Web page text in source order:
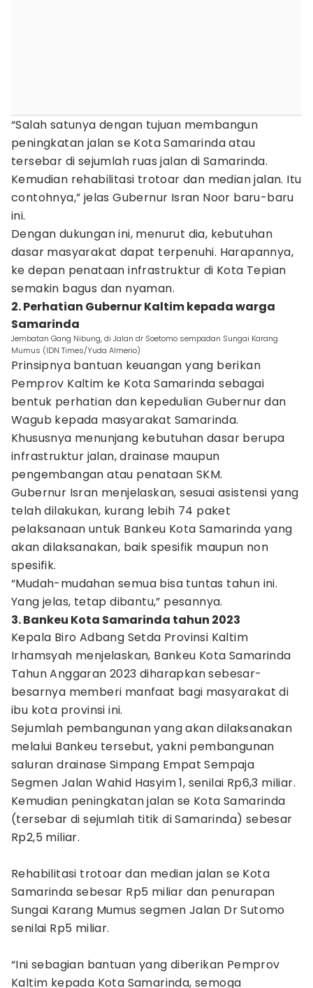
“Salah satunya dengan tujuan membangun
peningkatan jalan se Kota Samarinda atau
tersebar di sejumlah ruas jalan di Samarinda.
Kemudian rehabilitasi trotoar dan median jalan. Itu
contohnya,” jelas Gubernur Isran Noor baru-baru
ini.
Dengan dukungan ini, menurut dia, kebutuhan
dasar masyarakat dapat terpenuhi. Harapannya,
ke depan penataan infrastruktur di Kota Tepian
semakin bagus dan nyaman.
2. Perhatian Gubernur Kaltim kepada warga
Samarinda
Jembatan Gang Nibung, di Jalan dr Soetomo sempadan Sungai Karang
Mumus (IDN Times/Yuda Almerio)
Prinsipnya bantuan keuangan yang berikan
Pemprov Kaltim ke Kota Samarinda sebagai
bentuk perhatian dan kepedulian Gubernur dan
Wagub kepada masyarakat Samarinda.
Khususnya menunjang kebutuhan dasar berupa
infrastruktur jalan, drainase maupun
pengembangan atau penataan SKM.
Gubernur Isran menjelaskan, sesuai asistensi yang
telah dilakukan, kurang lebih 74 paket
pelaksanaan untuk Bankeu Kota Samarinda yang
akan dilaksanakan, baik spesifik maupun non
spesifik.
“Mudah-mudahan semua bisa tuntas tahun ini.
Yang jelas, tetap dibantu,” pesannya.
3. Bankeu Kota Samarinda tahun 2023
Kepala Biro Adbang Setda Provinsi Kaltim
Irhamsyah menjelaskan, Bankeu Kota Samarinda
Tahun Anggaran 2023 diharapkan sebesar-
besarnya memberi manfaat bagi masyarakat di
ibu kota provinsi ini.
Sejumlah pembangunan yang akan dilaksanakan
melalui Bankeu tersebut, yakni pembangunan
saluran drainase Simpang Empat Sempaja
Segmen Jalan Wahid Hasyim 1, senilai Rp6,3 miliar.
Kemudian peningkatan jalan se Kota Samarinda
(tersebar di sejumlah titik di Samarinda) sebesar
Rp2,5 miliar.
Rehabilitasi trotoar dan median jalan se Kota
Samarinda sebesar Rp5 miliar dan penurapan
Sungai Karang Mumus segmen Jalan Dr Sutomo
senilai Rp5 miliar.
“Ini sebagian bantuan yang diberikan Pemprov
Kaltim kepada Kota Samarinda, semoga